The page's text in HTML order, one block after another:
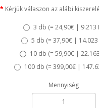
Kérjük válaszon az alábi
3 db (= 24,90€ | 9.213
5 db (= 37,90€ | 14.023
10 db (= 59,90€ |
100 db (= 399,00€ |
Mennyiség